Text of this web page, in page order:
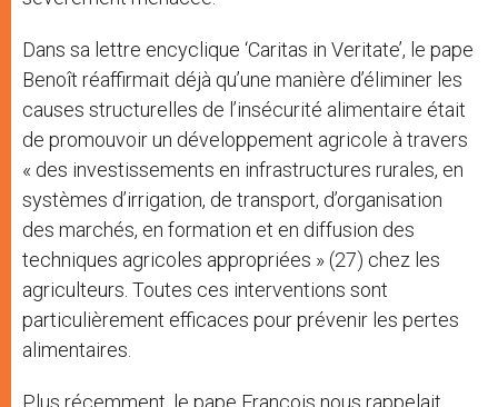
Dans sa lettre encyclique ‘Caritas in Veritate’, le pape
Benoît réaffirmait déjà qu’une manière d’éliminer les
causes structurelles de l’insécurité alimentaire était
de promouvoir un développement agricole à travers
« des investissements en infrastructures rurales, en
systèmes d’irrigation, de transport, d’organisation
des marchés, en formation et en diffusion des
techniques agricoles appropriées » (27) chez les
agriculteurs. Toutes ces interventions sont
particulièrement efficaces pour prévenir les pertes
alimentaires.
Plus récemment, le pape François nous rappelait